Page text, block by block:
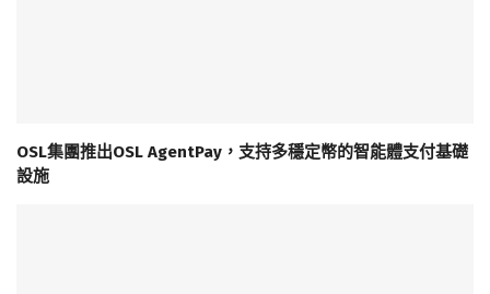
OSL集團推出OSL AgentPay，支持多穩定幣的智能體支付基礎
設施